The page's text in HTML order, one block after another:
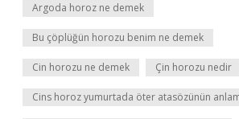
Argoda horoz ne demek
Bu çöplüğün horozu benim ne demek
Cin horozu ne demek Çin horozu nedir
Cins horoz yumurtada öter atasözünün